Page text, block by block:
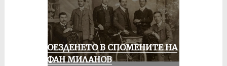
КОЛОЕЗДЕНЕТО В СПОМЕНИТЕ НА
СТЕФАН МИЛАНОВ